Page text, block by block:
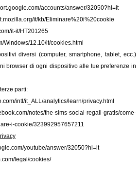
accounts/answer/32050?hl=it
it/kb/Eliminare%20i%20cookie
it-it/HT201265
Windows/12.10/it/cookies.html
diversi (computer, smartphone, tablet, ecc.)
browser di ogni dispositivo alle tue preferenze in
parti:
intl/it_ALL/analytics/learn/privacy.html
notes/the-sims-social-regali-gratis/come-
i-cookie/323992957657211
youtube/answer/32050?hl=it
legal/cookies/